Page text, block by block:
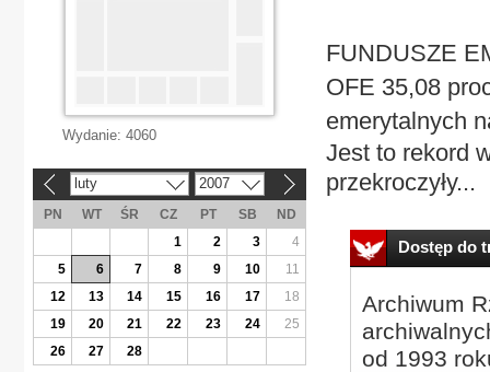
FUNDUSZE
OFE 35,08
emerytalnych
Jest to rekord
przekroczyły...
Dostęp do
Archiwum
od 1993
Wydanie: 4060
luty 2007
PN WT ŚR CZ PT SB
ND
1
2 3
4
5
6 7 8 9 10
11
12
13 14 15 16 17
18
19
20 21 22 23 24
25
26
27 28